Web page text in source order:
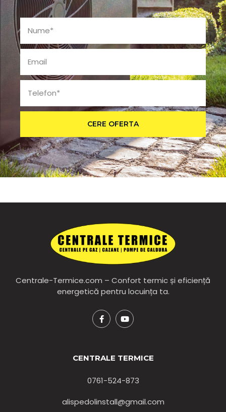
CERE OFERTA
Centrale-Termice.com – Confort termic și eficiență
energetică pentru locuința ta.
CENTRALE TERMICE
0761-524-873
alispedolinstall@gmail.com